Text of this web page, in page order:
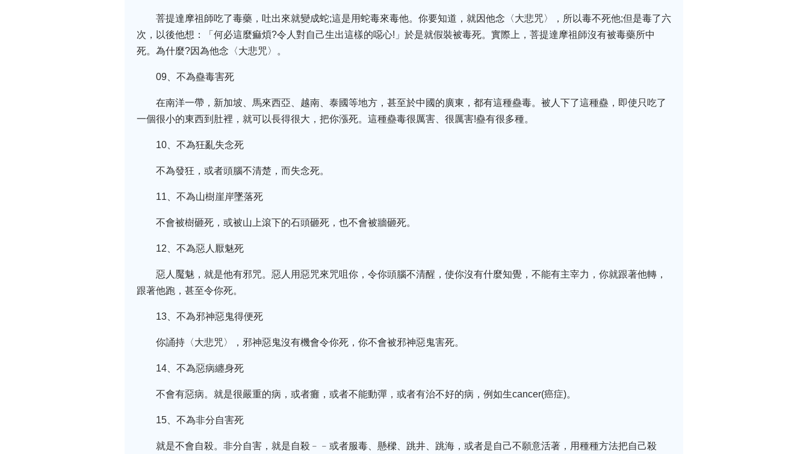
菩提達摩祖師吃了毒藥，吐出來就變成蛇;這是用蛇毒來毒他。你要知道，就因他念〈大悲咒〉，所以毒不死他;但是毒了六
次，以後他想：「何必這麼痲煩?令人對自己生出這樣的噁心!」於是就假裝被毒死。實際上，菩提達摩祖師沒有被毒藥所中
死。為什麼?因為他念〈大悲咒〉。
09、不為蠱毒害死
在南洋一帶，新加坡、馬來西亞、越南、泰國等地方，甚至於中國的廣東，都有這種蠱毒。被人下了這種蠱，即使只吃了
一個很小的東西到肚裡，就可以長得很大，把你漲死。這種蠱毒很厲害、很厲害!蠱有很多種。
10、不為狂亂失念死
不為發狂，或者頭腦不清楚，而失念死。
11、不為山樹崖岸墜落死
不會被樹砸死，或被山上滾下的石頭砸死，也不會被牆砸死。
12、不為惡人厭魅死
惡人魘魅，就是他有邪咒。惡人用惡咒來咒咀你，令你頭腦不清醒，使你沒有什麼知覺，不能有主宰力，你就跟著他轉，
跟著他跑，甚至令你死。
13、不為邪神惡鬼得便死
你誦持〈大悲咒〉，邪神惡鬼沒有機會令你死，你不會被邪神惡鬼害死。
14、不為惡病纏身死
不會有惡病。就是很嚴重的病，或者癱，或者不能動彈，或者有治不好的病，例如生cancer(癌症)。
15、不為非分自害死
就是不會自殺。非分自害，就是自殺﹣﹣或者服毒、懸樑、跳井、跳海，或者是自己不願意活著，用種種方法把自己殺